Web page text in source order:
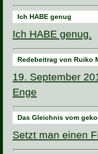
Ich HABE genug
Ich HABE genug.
Redebeitrag von Ruiko
19. September
Enge
Das Gleichnis vom
Setzt man einen